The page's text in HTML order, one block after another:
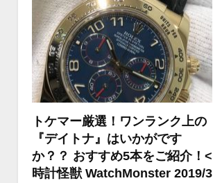
トケマー厳選！ワンランク上の
『デイトナ』はいかがです
か？？ おすすめ5本をご紹介！<
時計怪獣 WatchMonster 2019/3